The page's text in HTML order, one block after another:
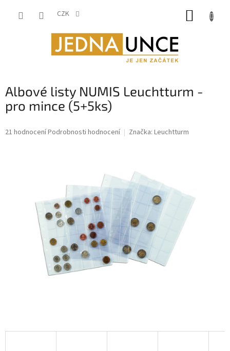
CZK
Albové listy NUMIS Leuchtturm -
pro mince (5+5ks)
Průměrné
hvězdiček.
21 hodnoceníPodrobnosti hodnocení Značka: Leuchtturm